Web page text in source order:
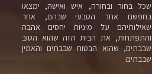
שכל בחור ובחורה, איש ואישה, ימצאו
בחפשם אחר הטבעי שבהם, אחר
שאילותיהם על מיניות יחסים אהבה
והתפתחות, את הבית הזה שהוא הטוב
שבבתים, שהוא הבטוח שבבתים והאמין
שבבתים.